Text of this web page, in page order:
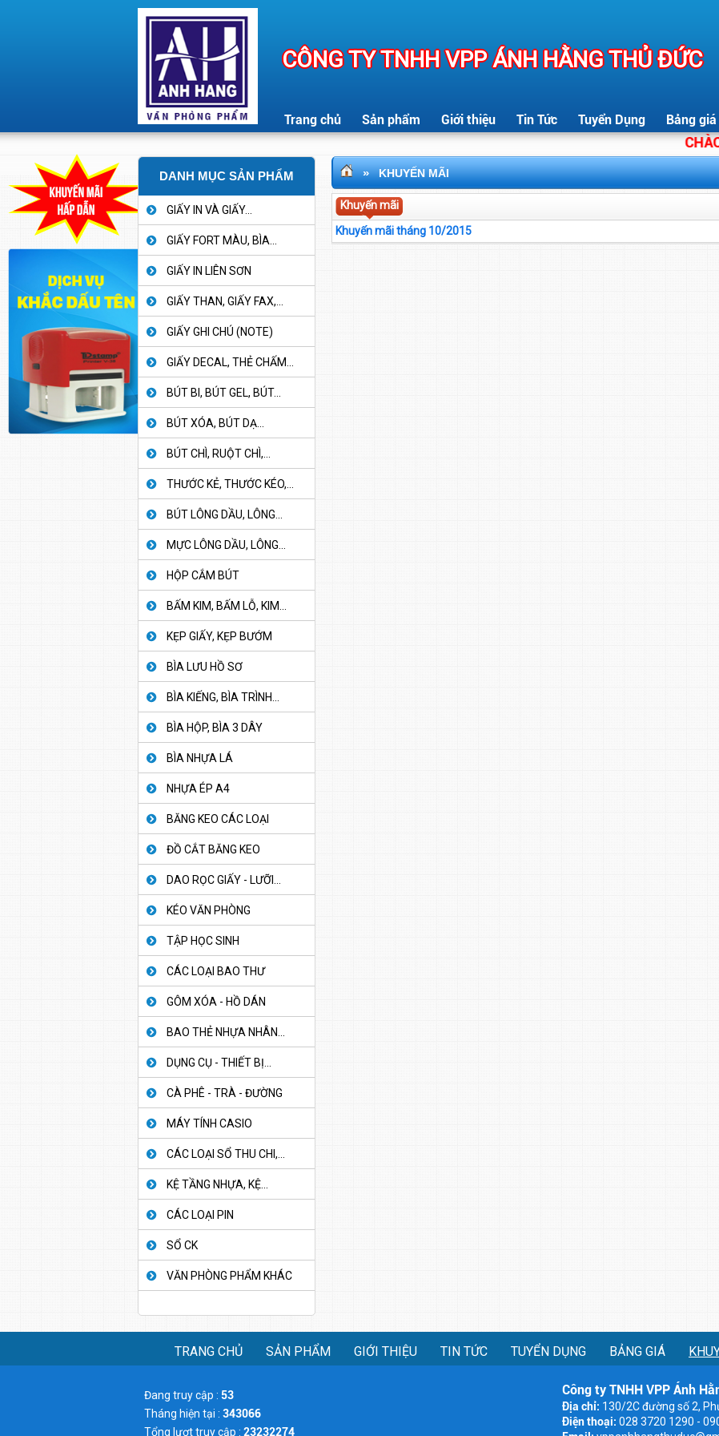
CÔNG TY TNHH VPP ÁNH HẰNG THỦ ĐỨC
Trang chủ Sản phẩm Giới thiệu Tin Tức Tuyển Dụng Bảng giá
CHÀO
DANH MỤC SẢN PHẨM
GIẤY IN VÀ GIẤY...
GIẤY FORT MÀU, BÌA...
GIẤY IN LIÊN SƠN
GIẤY THAN, GIẤY FAX,...
GIẤY GHI CHÚ (NOTE)
GIẤY DECAL, THẺ CHẤM...
BÚT BI, BÚT GEL, BÚT...
BÚT XÓA, BÚT DẠ...
BÚT CHÌ, RUỘT CHÌ,...
THƯỚC KẺ, THƯỚC KÉO,...
BÚT LÔNG DẦU, LÔNG...
MỰC LÔNG DẦU, LÔNG...
HỘP CẮM BÚT
BẤM KIM, BẤM LỖ, KIM...
KẸP GIẤY, KẸP BƯỚM
BÌA LƯU HỒ SƠ
BÌA KIẾNG, BÌA TRÌNH...
BÌA HỘP, BÌA 3 DÂY
BÌA NHỰA LÁ
NHỰA ÉP A4
BĂNG KEO CÁC LOẠI
ĐỒ CẮT BĂNG KEO
DAO RỌC GIẤY - LƯỠI...
KÉO VĂN PHÒNG
TẬP HỌC SINH
CÁC LOẠI BAO THƯ
GÔM XÓA - HỒ DÁN
BAO THẺ NHỰA NHÂN...
DỤNG CỤ - THIẾT BỊ...
CÀ PHÊ - TRÀ - ĐƯỜNG
MÁY TÍNH CASIO
CÁC LOẠI SỔ THU CHI,...
KỆ TẦNG NHỰA, KỆ...
CÁC LOẠI PIN
SỔ CK
VĂN PHÒNG PHẨM KHÁC
» KHUYẾN MÃI
Khuyến mãi
Khuyến mãi tháng 10/2015
TRANG CHỦ SẢN PHẨM GIỚI THIỆU TIN TỨC TUYỂN DỤNG BẢNG GIÁ
Đang truy cập : 53
Tháng hiện tại : 343066
Tổng lượt truy cập : 23232274
Công ty TNHH VPP Ánh
Địa chỉ: 130/2C đường số 2,
Điện thoại: 028 3720 1290 -